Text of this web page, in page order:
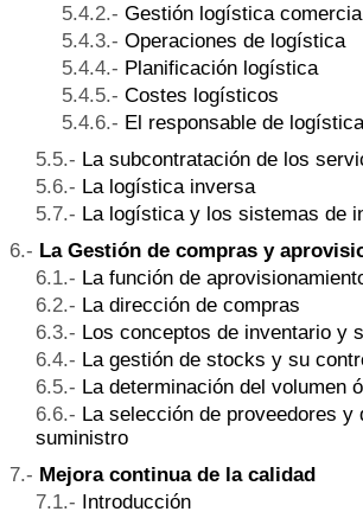
Gestión logística
Operaciones de logística
Planificación logística
Costes logísticos
El responsable de logística
La subcontratación de los
La logística inversa
La logística y los sistemas de
La Gestión de compras y
La función de
La dirección de compras
Los conceptos de inventario y
La gestión de stocks y su
La determinación del volumen
La selección de proveedores y
suministro
Mejora continua de la calidad
Introducción